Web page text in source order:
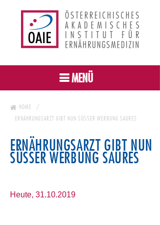
MENÜ
HOME
ERNÄHRUNGSARZT GIBT NUN SÜSSER WERBUNG SAURES
ERNÄHRUNGSARZT GIBT NUN
SÜSSER WERBUNG SAURES
Heute, 31.10.2019